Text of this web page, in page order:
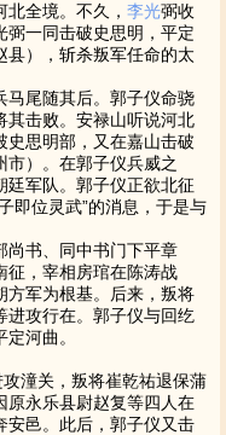
全境。不久， 李光弼收
弼一同击破史思明，平定
县），斩杀叛军任命的太
尾随其后。郭子仪命骁
其击败。安禄山听说河北
史思明部，又在嘉山击破
市）。在郭子仪兵威之
廷军队。郭子仪正欲北征
即位灵武”的消息，于是与
书、同中书门下平章
征，宰相房琯在陈涛战
方军为根基。后来，叛将
进攻行在。郭子仪与回纥
河曲。
潼关，叛将崔乾祐退保蒲
原永乐县尉赵复等四人在
安邑。此后，郭子仪又击